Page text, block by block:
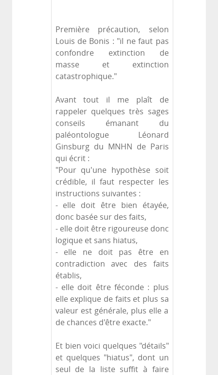
Première précaution, selon
Louis de Bonis : "il ne faut pas
confondre extinction de
masse et extinction
catastrophique."
Avant tout il me plaît de
rappeler quelques très sages
conseils émanant du
paléontologue Léonard
Ginsburg du MNHN de Paris
qui écrit :
"Pour qu'une hypothèse soit
crédible, il faut respecter les
instructions suivantes :
- elle doit être bien étayée,
donc basée sur des faits,
- elle doit être rigoureuse donc
logique et sans hiatus,
- elle ne doit pas être en
contradiction avec des faits
établis,
- elle doit être féconde : plus
elle explique de faits et plus sa
valeur est générale, plus elle a
de chances d'être exacte."
Et bien voici quelques "détails"
et quelques "hiatus", dont un
seul de la liste suffit à faire